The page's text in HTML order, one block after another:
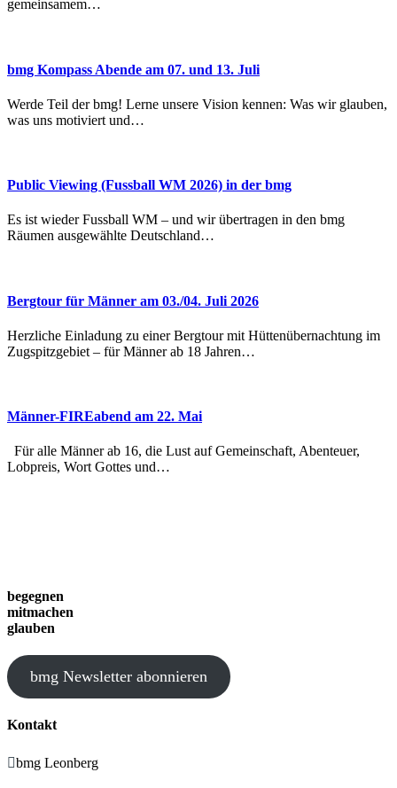
gemeinsamem…
bmg Kompass Abende am 07. und 13. Juli
Werde Teil der bmg! Lerne unsere Vision kennen: Was wir glauben,
was uns motiviert und…
Public Viewing (Fussball WM 2026) in der bmg
Es ist wieder Fussball WM – und wir übertragen in den bmg
Räumen ausgewählte Deutschland…
Bergtour für Männer am 03./04. Juli 2026
Herzliche Einladung zu einer Bergtour mit Hüttenübernachtung im
Zugspitzgebiet – für Männer ab 18 Jahren…
Männer-FIREabend am 22. Mai
Für alle Männer ab 16, die Lust auf Gemeinschaft, Abenteuer,
Lobpreis, Wort Gottes und…
begegnen
mitmachen
glauben
bmg Newsletter abonnieren
Kontakt
bmg Leonberg